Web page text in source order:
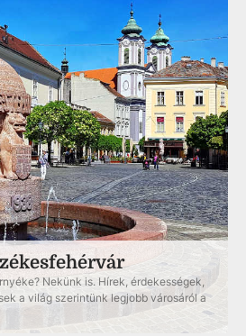
Nekünk is. Hírek, érdekességek,
a világ szerintünk legjobb városáról a